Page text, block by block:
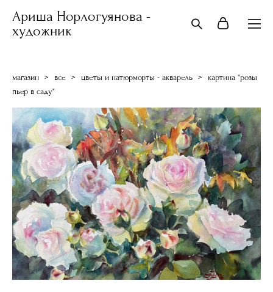
Ариша Норлогуянова -
художник
магазин > все > цветы и натюрморты - акварель >
картина "розы
пьер в саду"